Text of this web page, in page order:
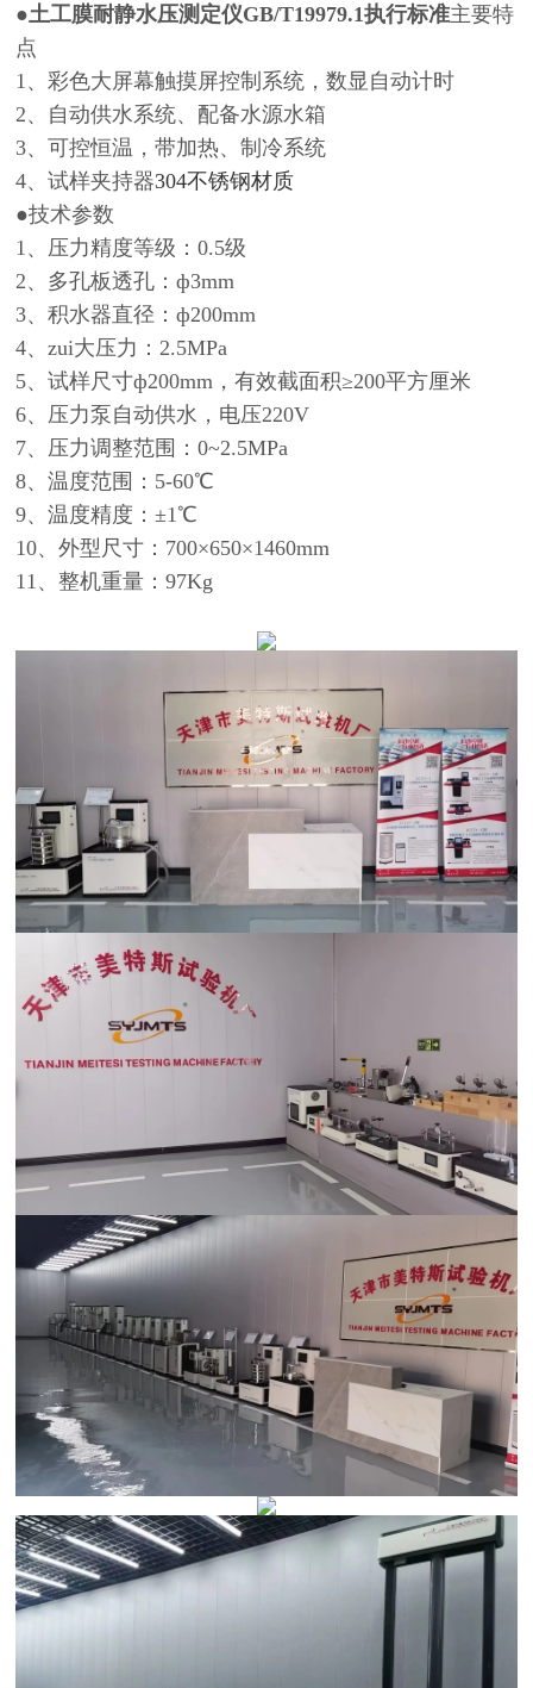
●土工膜耐静水压测定仪GB/T19979.1执行标准主要特
点
1、彩色大屏幕触摸屏控制系统，数显自动计时
2、自动供水系统、配备水源水箱
3、可控恒温，带加热、制冷系统
4、试样夹持器304不锈钢材质
●技术参数
1、压力精度等级：0.5级
2、多孔板透孔：ф3mm
3、积水器直径：ф200mm
4、zui大压力：2.5MPa
5、试样尺寸ф200mm，有效截面积≥200平方厘米
6、压力泵自动供水，电压220V
7、压力调整范围：0~2.5MPa
8、温度范围：5-60℃
9、温度精度：±1℃
10、外型尺寸：700×650×1460mm
11、整机重量：97Kg